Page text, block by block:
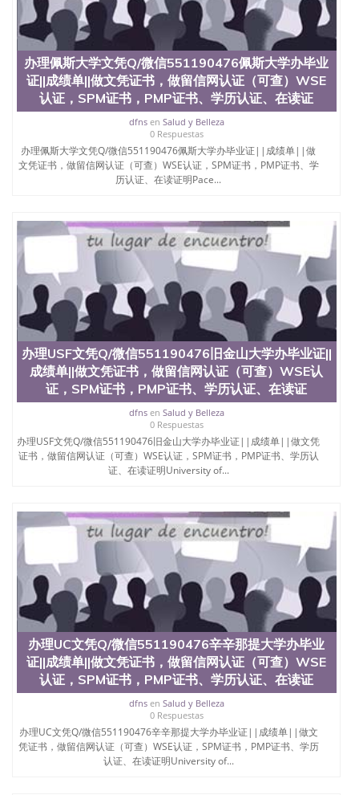
学院的毕业证成绩单所使用的材料，尺寸大小，防伪
结构（包括：水印，阴影底纹，钢印LOGO烫金烫
银，LOGO烫金烫银复合重叠。 文字图案浮雕，激光
镭射，紫外荧光，温感，复印防伪）都有原版本文凭
对照。质量得到了广大海外客户群体的认可，同时和
海外学校留学中介， 同时能做到与时俱进，及时掌握
各大院校的（毕业证，成绩单，资格证，学生卡，结
业证，录取通知书，在读证明等相关材料）的版本更
新信息， 能够在时间掌握的海外学历文凭的样版，尺
寸大小，纸张材质，防伪技术等等，并在时间收集到
原版实物，以求达到客户的需求。 我们的优势： 我
们在保证合理定价的同时，坚持较高性价比，通过品
信:551190476办理毕业证成绩单、教育部认证,录取通
知书，雅思，留学回国证明.
公司专业制作、办理、仿制、成绩单文凭、改成绩、
教育部学历学位认证、毕业证、成绩单、文凭、学历
文凭、假文凭假毕业证假学历书制作、假制作、办
理、仿制学位证书、毕业证文凭、文凭毕业证、毕业
证认证、留服认证、使馆认证、使馆证明、使馆留学
回国人员证明、留学生认证、学历认证、文凭认证学
位认证、留学生学历认证、留学生学位认证、英国文
凭学历、美国文凭学历、澳洲文凭学历、加拿大文凭
学历、新西兰学历认证等q:551190476 微信：
551190476 圣何塞州立大学毕业证（San Jose State
University）圣何塞州立大学毕业证（San Jose State
University）圣何塞州立大学毕业证（San Jose State
University）圣何塞州立大学成绩单（San Jose State
University）圣何塞州立大学成绩单（ San Jose State
State University）圣何塞州立大学（San Jose State
University）圣何塞州立大学（San Jose State
University）圣何塞州立大学（ San Jose State
University）圣何塞州立大学（San Jose State
University）圣何塞州立大学文凭（San Jose State
University）圣何塞州立大学文凭（San Jose State
University）文凭圣何塞州立大学文凭（San Jose
State University）圣何塞州立大学学历（ San Jose
State University）圣何塞州立大学学历（San Jose
State University）圣何塞州立大学学历（San Jose
State University）圣 塞州立大学学历（San Jose
State University）圣何塞州立大学（San Jose State
University）圣何塞州立大学（San Jose State
University）圣何塞州立大学（San Jose State
University）圣何塞州立大学（San Jose State
University）圣何塞州立大学学位证（San Jose State
University）圣何塞州立大学学位证（San Jose State
办理佩斯大学文凭Q/微信551190476佩斯大学办毕业
证||成绩单||做文凭证书，做留信网认证（可查）WSE
认证，SPM证书，PMP证书、学历认证、在读证
dfnsen Salud y Belleza
0 Respuestas
办理佩斯大学文凭Q/微信551190476佩斯大学办毕业证||成绩单||做
文凭证书，做留信网认证（可查）WSE认证，SPM证书，PMP证书、学
历认证、在读证明Pace...
办理USF文凭Q/微信551190476旧金山大学办毕业证||
成绩单||做文凭证书，做留信网认证（可查）WSE认
证，SPM证书，PMP证书、学历认证、在读证
dfnsen Salud y Belleza
0 Respuestas
办理USF文凭Q/微信551190476旧金山大学办毕业证||成绩单||做文凭
证书，做留信网认证（可查）WSE认证，SPM证书，PMP证书、学历认
证、在读证明University of...
办理UC文凭Q/微信551190476辛辛那提大学办毕业
证||成绩单||做文凭证书，做留信网认证（可查）WSE
认证，SPM证书，PMP证书、学历认证、在读证
dfnsen Salud y Belleza
0 Respuestas
办理UC文凭Q/微信551190476辛辛那提大学办毕业证||成绩单||做文
凭证书，做留信网认证（可查）WSE认证，SPM证书，PMP证书、学历
认证、在读证明University of...